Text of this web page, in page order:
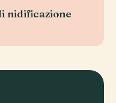
nidificazione